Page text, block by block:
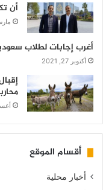
أن
مارس 3,
أغرب إجابات لطلاب
أكتوبر 27, 2021
أقسام الموقع
أخبار محلية